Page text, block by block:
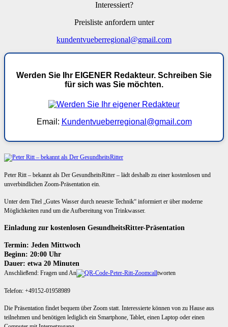
Interessiert?
Preisliste anfordern unter
kundentvueberregional@gmail.com
Werden Sie Ihr EIGENER Redakteur. Schreiben Sie
für sich was Sie möchten.
Email: Kundentvueberregional@gmail.com
Peter Ritt – bekannt als Der GesundheitsRitter – lädt deshalb zu einer kostenlosen und
unverbindlichen Zoom-Präsentation ein.
Unter dem Titel „Gutes Wasser durch neueste Technik“ informiert er über moderne
Möglichkeiten rund um die Aufbereitung von Trinkwasser.
Einladung zur kostenlosen GesundheitsRitter-Präsentation
Termin: Jeden Mittwoch
Beginn: 20:00 Uhr
Dauer: etwa 20 Minuten
Anschließend: Fragen und An tworten
Telefon: +49152-01958989
Die Präsentation findet bequem über Zoom statt. Interessierte können von zu Hause aus
teilnehmen und benötigen lediglich ein Smartphone, Tablet, einen Laptop oder einen